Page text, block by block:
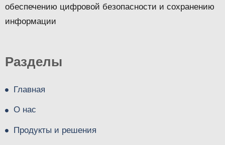
обеспечению цифровой безопасности и сохранению
информации
Разделы
Главная
О нас
Продукты и решения